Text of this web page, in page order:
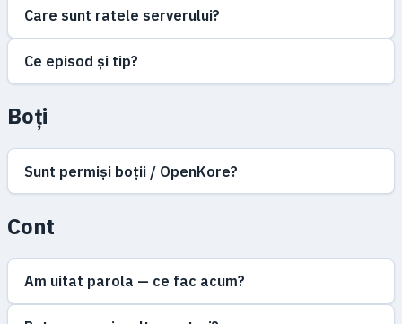
Care sunt ratele serverului?
Ce episod și tip?
Boți
Sunt permiși boții / OpenKore?
Cont
Am uitat parola — ce fac acum?